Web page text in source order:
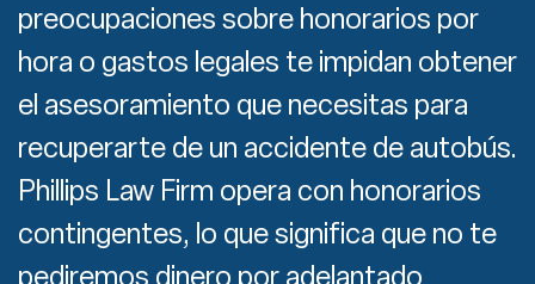
preocupaciones sobre honorarios por
hora o gastos legales te impidan obtener
el asesoramiento que necesitas para
recuperarte de un accidente de autobús.
Phillips Law Firm opera con honorarios
contingentes, lo que significa que no te
pediremos dinero por adelantado